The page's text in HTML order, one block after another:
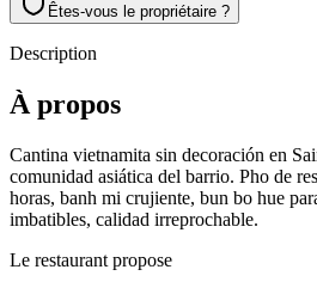
Êtes-vous le propriétaire ?
Description
À propos
Cantina vietnamita sin decoración en
comunidad asiática del barrio. Pho de
horas, banh mi crujiente, bun bo hue
imbatibles, calidad irreprochable.
Le restaurant propose